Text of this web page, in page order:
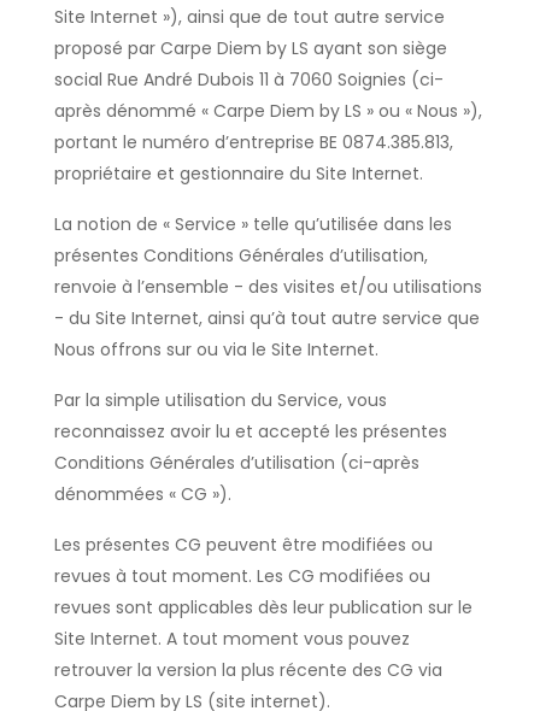
Site Internet »), ainsi que de tout autre service
proposé par Carpe Diem by LS ayant son siège
social Rue André Dubois 11 à 7060 Soignies (ci-
après dénommé « Carpe Diem by LS » ou « Nous »),
portant le numéro d’entreprise BE 0874.385.813,
propriétaire et gestionnaire du Site Internet.
La notion de « Service » telle qu’utilisée dans les
présentes Conditions Générales d’utilisation,
renvoie à l’ensemble - des visites et/ou utilisations
- du Site Internet, ainsi qu’à tout autre service que
Nous offrons sur ou via le Site Internet.
Par la simple utilisation du Service, vous
reconnaissez avoir lu et accepté les présentes
Conditions Générales d’utilisation (ci-après
dénommées « CG »).
Les présentes CG peuvent être modifiées ou
revues à tout moment. Les CG modifiées ou
revues sont applicables dès leur publication sur le
Site Internet. A tout moment vous pouvez
retrouver la version la plus récente des CG via
Carpe Diem by LS (site internet).